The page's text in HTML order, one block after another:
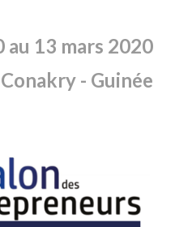
au 13 mars 2020
Conakry - Guinée